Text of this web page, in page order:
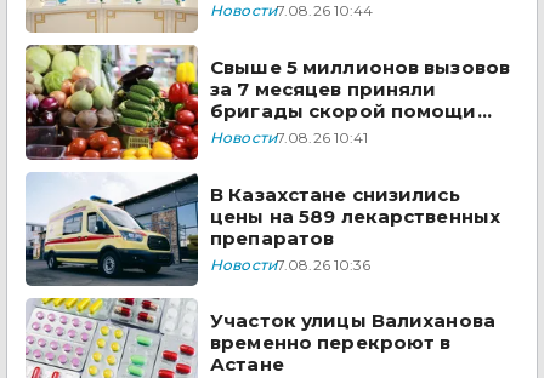
Новости7.08.26 10:44
Свыше 5 миллионов вызовов
за 7 месяцев приняли
бригады скорой помощи
Казахстана
Новости7.08.26 10:41
В Казахстане снизились
цены на 589 лекарственных
препаратов
Новости7.08.26 10:36
Участок улицы Валиханова
временно перекроют в
Астане